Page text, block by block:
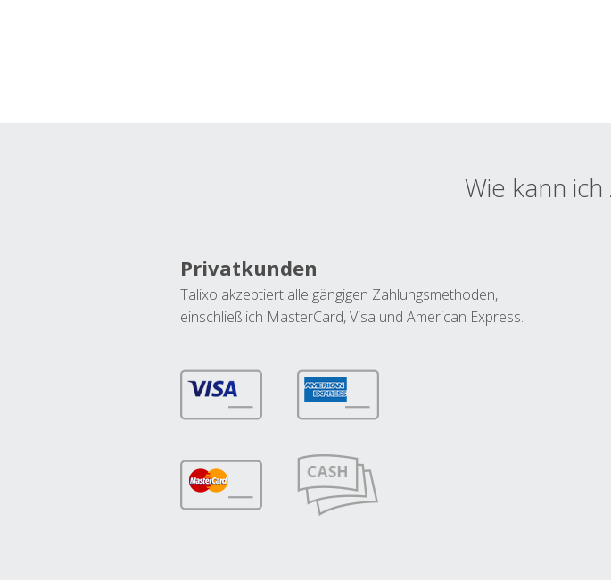
Wie kann ich
Privatkunden
Talixo akzeptiert alle gängigen Zahlungsmethoden,
einschließlich MasterCard, Visa und American Express.